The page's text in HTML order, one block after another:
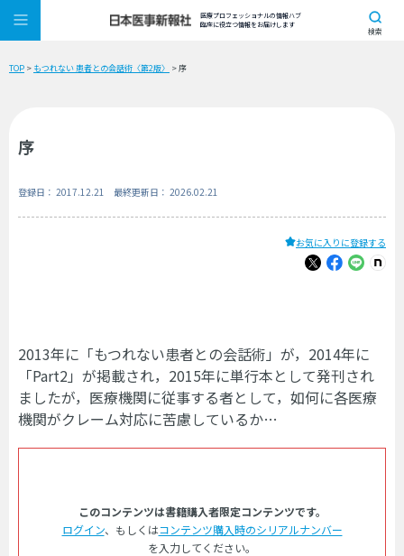
医療プロフェッショナルの情報ハブ
臨床に役立つ情報をお届けします
検索
TOP > もつれない 患者との会話術〈第2版〉 > 序
序
登録日： 2017.12.21 最終更新日： 2026.02.21
お気に入りに登録する
2013年に「もつれない患者との会話術」が，2014年に
「Part2」が掲載され，2015年に単行本として発刊され
ましたが，医療機関に従事する者として，如何に各医療
機関がクレーム対応に苦慮しているか…
このコンテンツは書籍購入者限定コンテンツです。
ログイン、もしくはコンテンツ購入時のシリアルナンバー
を入力してください。